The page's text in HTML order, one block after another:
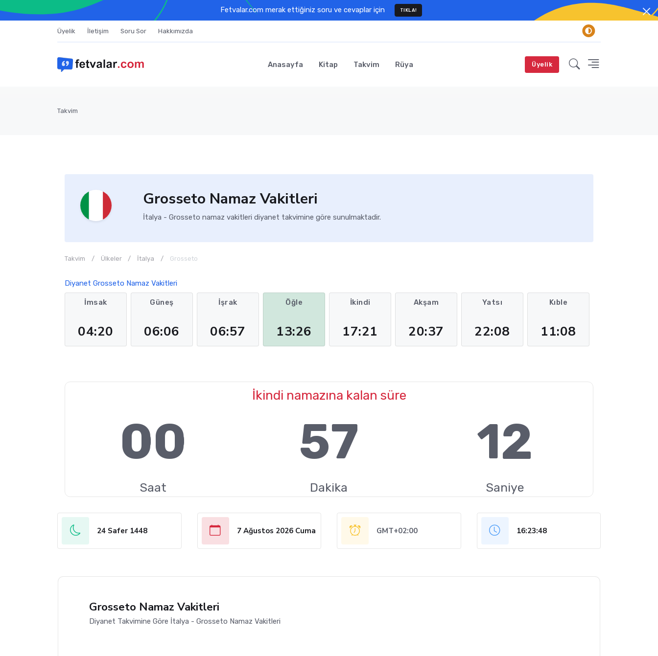
Fetvalar.com merak ettiğiniz soru ve cevaplar için TIKLA!
Üyelik İletişim Soru Sor Hakkımızda
Anasayfa Kitap Takvim Rüya Üyelik
Takvim
Grosseto Namaz Vakitleri
İtalya - Grosseto namaz vakitleri diyanet takvimine göre sunulmaktadir.
Takvim Ülkeler İtalya Grosseto
Diyanet Grosseto Namaz Vakitleri
İmsak
04:20
Güneş
06:06
İşrak
06:57
Öğle
13:26
İkindi
17:21
Akşam
20:37
Yatsı
22:08
Kıble
11:08
İkindi namazına kalan süre
00
Saat
57
Dakika
11
Saniye
24 Safer 1448 7 Ağustos 2026 Cuma GMT+02:00 16:23:49
Grosseto Namaz Vakitleri
Diyanet Takvimine Göre İtalya - Grosseto Namaz Vakitleri